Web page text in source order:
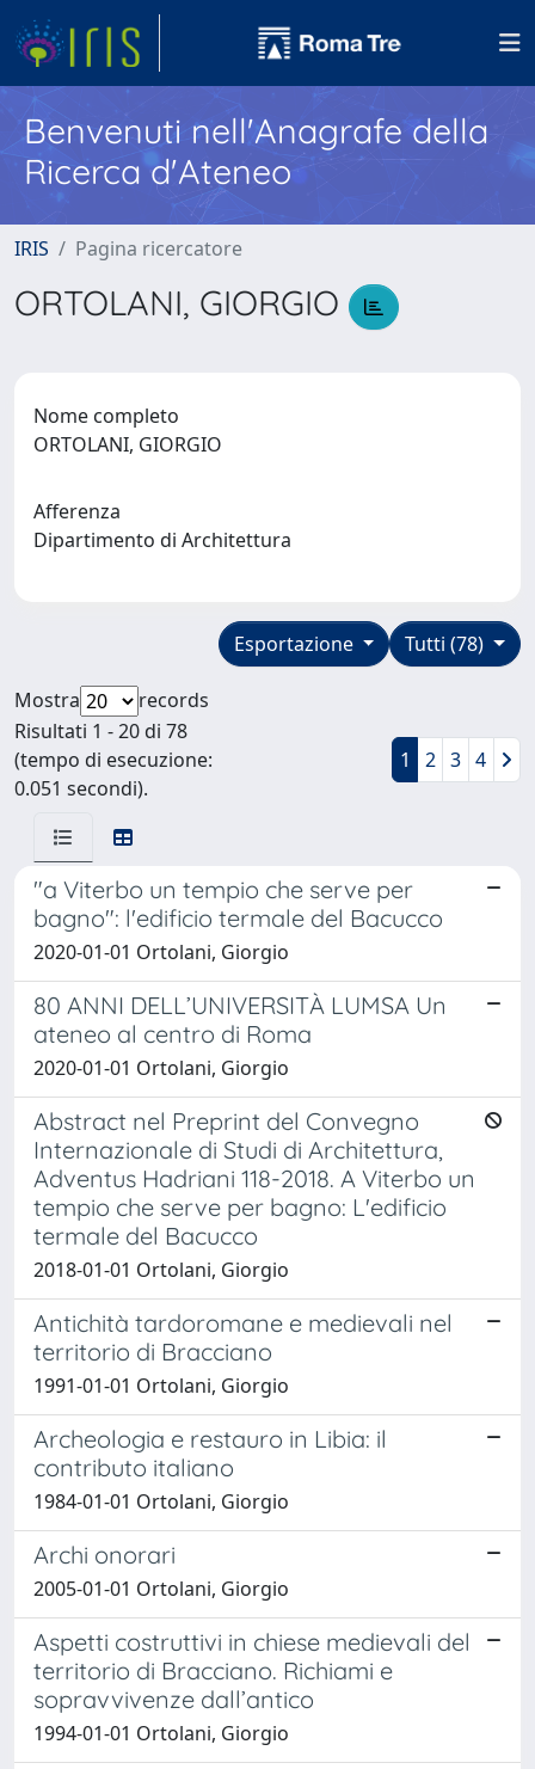
Benvenuti nell'Anagrafe della
Ricerca d'Ateneo
IRIS Pagina ricercatore
ORTOLANI, GIORGIO
Nome completo
ORTOLANI, GIORGIO
Afferenza
Dipartimento di Architettura
Tutti (78)
Esportazione
Mostra
records
Risultati 1 - 20 di 78
(tempo di esecuzione:
0.051 secondi).
1 2 3 4
"a Viterbo un tempio che serve per
bagno": l'edificio termale del Bacucco
2020-01-01 Ortolani, Giorgio
80 ANNI DELL’UNIVERSITÀ LUMSA Un
ateneo al centro di Roma
2020-01-01 Ortolani, Giorgio
Abstract nel Preprint del Convegno
Internazionale di Studi di Architettura,
Adventus Hadriani 118-2018. A Viterbo un
tempio che serve per bagno: L'edificio
termale del Bacucco
2018-01-01 Ortolani, Giorgio
Antichità tardoromane e medievali nel
territorio di Bracciano
1991-01-01 Ortolani, Giorgio
Archeologia e restauro in Libia: il
contributo italiano
1984-01-01 Ortolani, Giorgio
Archi onorari
2005-01-01 Ortolani, Giorgio
Aspetti costruttivi in chiese medievali del
territorio di Bracciano. Richiami e
sopravvivenze dall’antico
1994-01-01 Ortolani, Giorgio